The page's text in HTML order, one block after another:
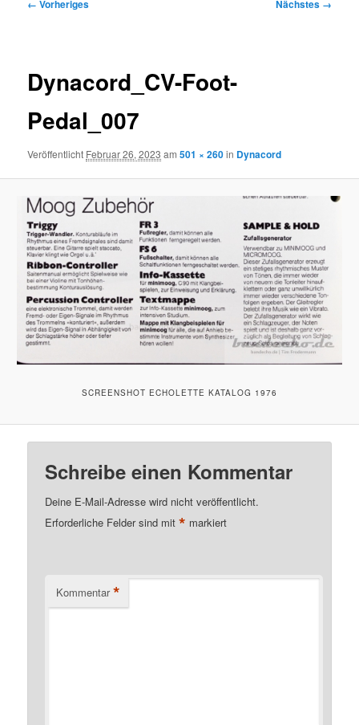
← Vorheriges Nächstes →
Dynacord_CV-Foot-
Pedal_007
Veröffentlicht Februar 26, 2023 am501 × 260in Dynacord
SCREENSHOT ECHOLETTE KATALOG 1976
Schreibe einen Kommentar
Deine E-Mail-Adresse wird nicht veröffentlicht.
Erforderliche Felder sind mit* markiert
Kommentar *